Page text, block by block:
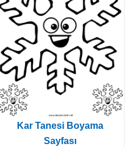
Kar Tanesi Boyama
Sayfası